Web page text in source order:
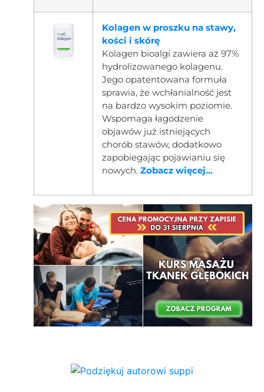
Kolagen w proszku na stawy,
kości i skórę
Kolagen bioalgi zawiera aż 97%
hydrolizowanego kolagenu.
Jego opatentowana formuła
sprawia, że wchłanialność jest
na bardzo wysokim poziomie.
Wspomaga łagodzenie
objawów już istniejących
chorób stawów, dodatkowo
zapobiegając pojawianiu się
nowych. Zobacz więcej...